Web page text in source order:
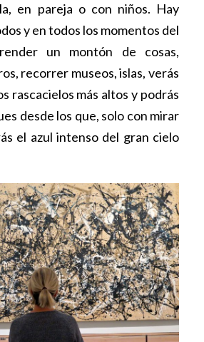
en pareja o con niños. Hay
y en todos los momentos del
un montón de cosas,
recorrer museos, islas, verás
rascacielos más altos y podrás
desde los que, solo con mirar
el azul intenso del gran cielo